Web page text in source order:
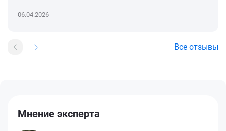
06.04.2026
Все отзывы
Мнение эксперта